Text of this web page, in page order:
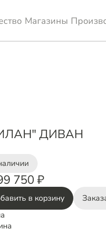
Магазины
ДИВАН
750 ₽
в корзину